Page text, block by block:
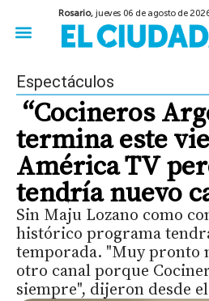
Rosario,jueves 06 de agosto de
Espectáculos
“Cocineros
termina este
América TV
tendría nuevo
Sin Maju Lozano como
histórico programa
temporada. "Muy pronto
otro canal porque
siempre", dijeron desde